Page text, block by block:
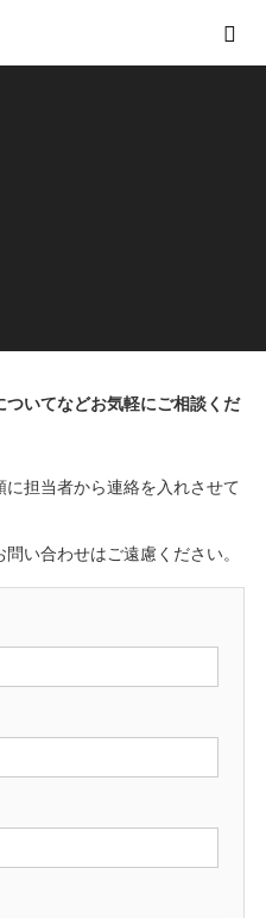
いてなどお気軽にご相談くだ
担当者から連絡を入れさせて
い合わせはご遠慮ください。